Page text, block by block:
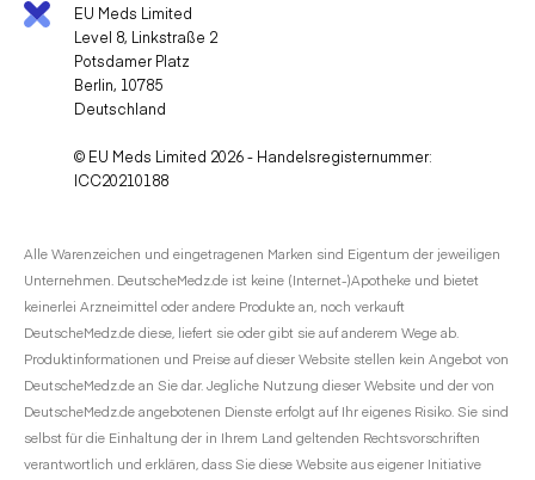
EU Meds Limited
Level 8, Linkstraße 2
Potsdamer Platz
Berlin, 10785
Deutschland
© EU Meds Limited 2026 - Handelsregisternummer:
ICC20210188
Alle Warenzeichen und eingetragenen Marken sind Eigentum der jeweiligen
Unternehmen. DeutscheMedz.de ist keine (Internet-)Apotheke und bietet
keinerlei Arzneimittel oder andere Produkte an, noch verkauft
DeutscheMedz.de diese, liefert sie oder gibt sie auf anderem Wege ab.
Produktinformationen und Preise auf dieser Website stellen kein Angebot von
DeutscheMedz.de an Sie dar. Jegliche Nutzung dieser Website und der von
DeutscheMedz.de angebotenen Dienste erfolgt auf Ihr eigenes Risiko. Sie sind
selbst für die Einhaltung der in Ihrem Land geltenden Rechtsvorschriften
verantwortlich und erklären, dass Sie diese Website aus eigener Initiative